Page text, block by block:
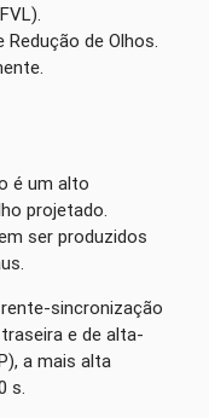
de Olhos.
é um alto
projetado.
ser produzidos
sincronização
e de alta-
a mais alta
s.